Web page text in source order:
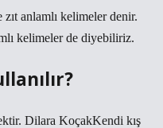
anlamlı kelimeler denir.
kelimeler de diyebiliriz.
Dilara KoçakKendi kış